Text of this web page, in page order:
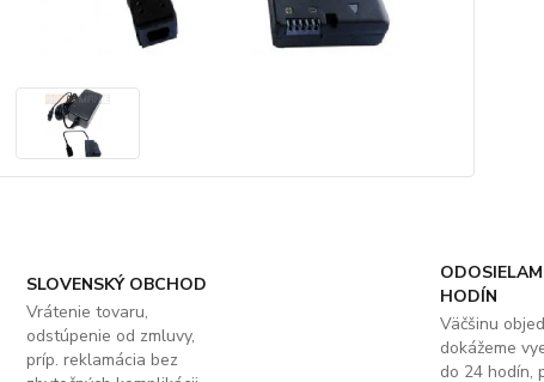
SLOVENSKÝ OBCHOD
Vrátenie tovaru,
odstúpenie od zmluvy,
príp. reklamácia bez
HODÍN
Väčšinu
dokážeme
do 24 hodín,